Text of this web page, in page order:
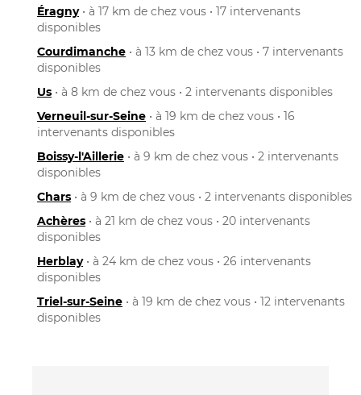
Éragny• à 17 km de chez vous • 17 intervenants
disponibles
Courdimanche • à 13 km de chez vous • 7 intervenants
disponibles
Us • à 8 km de chez vous • 2 intervenants disponibles
Verneuil-sur-Seine • à 19 km de chez vous • 16
intervenants disponibles
Boissy-l'Aillerie • à 9 km de chez vous • 2 intervenants
disponibles
Chars • à 9 km de chez vous • 2 intervenants disponibles
Achères • à 21 km de chez vous • 20 intervenants
disponibles
Herblay• à 24 km de chez vous • 26 intervenants
disponibles
Triel-sur-Seine • à 19 km de chez vous • 12 intervenants
disponibles